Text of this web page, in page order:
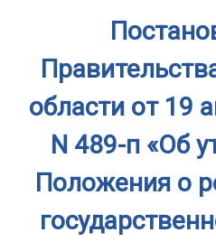
области от 19
N 489-п «Об
Положения о